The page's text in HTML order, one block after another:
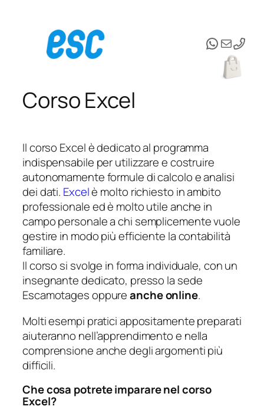
Email
Corso Excel
Il corso Excel è dedicato al programma
indispensabile per utilizzare e costruire
autonomamente formule di calcolo e analisi
dei dati. Excelè molto richiesto in ambito
professionale ed è molto utile anche in
campo personale a chi semplicemente vuole
gestire in modo più efficiente la contabilità
familiare.
Il corso si svolge in forma individuale, con un
insegnante dedicato, presso la sede
Escamotages oppureanche online.
Molti esempi pratici appositamente preparati
aiuteranno nell’apprendimento e nella
comprensione anche degli argomenti più
difficili.
Che cosa potrete imparare nel corso
Excel?